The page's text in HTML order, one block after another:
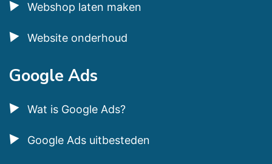
Webshop laten maken
Website onderhoud
Google Ads
Wat is Google Ads?
Google Ads uitbesteden